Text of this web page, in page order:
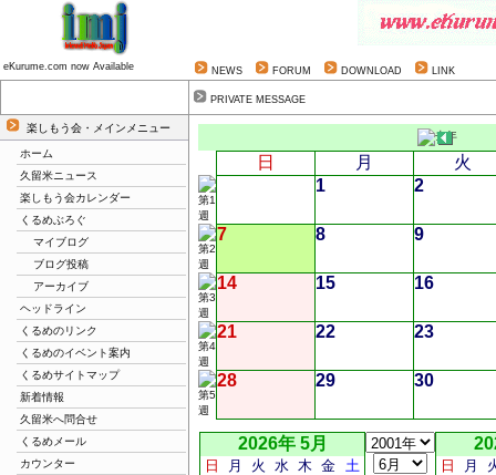
eKurume.com now Available NEWS FORUM DOWNLOAD LINK
PRIVATE MESSAGE
楽しもう会・メインメニュー
ホーム
久留米ニュース
楽しもう会カレンダー
くるめぶろぐ
マイブログ
ブログ投稿
アーカイブ
ヘッドライン
くるめのリンク
くるめのイベント案内
くるめサイトマップ
新着情報
久留米へ問合せ
くるめメール
カウンター
日 月
火
1
2
7 8 9
14 15 16
21 22 23
28 29 30
2026年 5月
日 月 火 水 木 金 土
日 月